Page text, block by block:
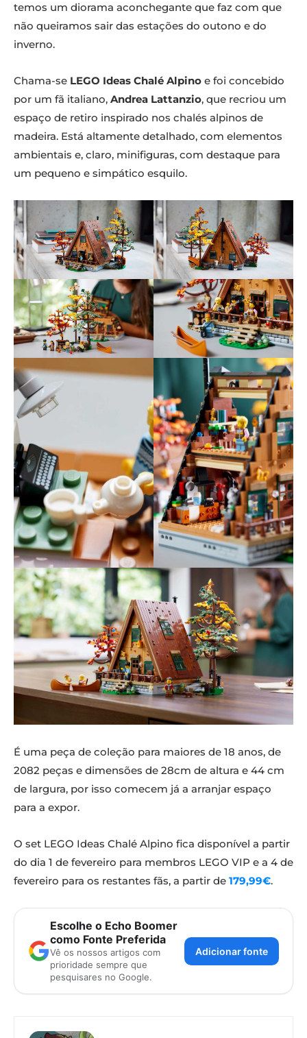
temos um diorama aconchegante que faz com que
não queiramos sair das estações do outono e do
inverno.
Chama-se LEGO Ideas Chalé Alpino e foi concebido
por um fã italiano, Andrea Lattanzio, que recriou um
espaço de retiro inspirado nos chalés alpinos de
madeira. Está altamente detalhado, com elementos
ambientais e, claro, minifiguras, com destaque para
um pequeno e simpático esquilo.
É uma peça de coleção para maiores de 18 anos, de
2082 peças e dimensões de 28cm de altura e 44 cm
de largura, por isso comecem já a arranjar espaço
para a expor.
O set LEGO Ideas Chalé Alpino fica disponível a partir
do dia 1 de fevereiro para membros LEGO VIP e a 4 de
fevereiro para os restantes fãs, a partir de 179,99€.
Escolhe o Echo Boomer
como Fonte Preferida
Vê os nossos artigos com
prioridade sempre que
pesquisares no Google.
Adicionar fonte